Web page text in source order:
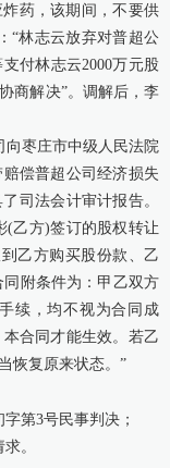
药，该期间，不要供
“林志云放弃对普超公
付林志云2000万元股
商解决”。调解后，李
向枣庄市中级人民法院
偿普超公司经济损失
司法会计审计报告。
(乙方)签订的股权转让
乙方购买股份款、乙
附条件为：甲乙双方
续，均不视为合同成
合同才能生效。若乙
恢复原来状态。”
第3号民事判决；
。